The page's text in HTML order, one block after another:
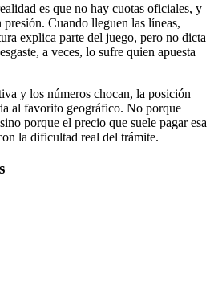
es que no hay cuotas oficiales, y
Cuando lleguen las líneas,
explica parte del juego, pero no dicta
a veces, lo sufre quien apuesta
y los números chocan, la posición
al favorito geográfico. No porque
porque el precio que suele pagar esa
la dificultad real del trámite.